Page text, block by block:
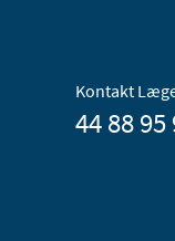
Kontakt
44 88 95